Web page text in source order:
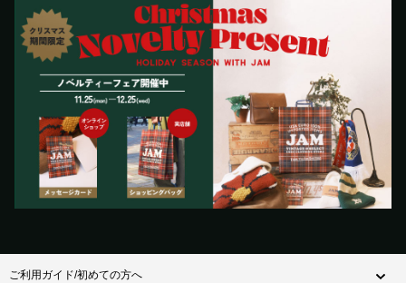
ご利用ガイド/初めての方へ